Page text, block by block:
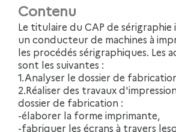
Contenu
Le titulaire du CAP de sérigraphie industrielle est
un conducteur de machines à
les procédés sérigraphiques. Les
sont les suivantes :
1.Analyser le dossier de
2.Réaliser des travaux
dossier de fabrication :
-élaborer la forme imprimante,
-fabriquer les écrans à travers